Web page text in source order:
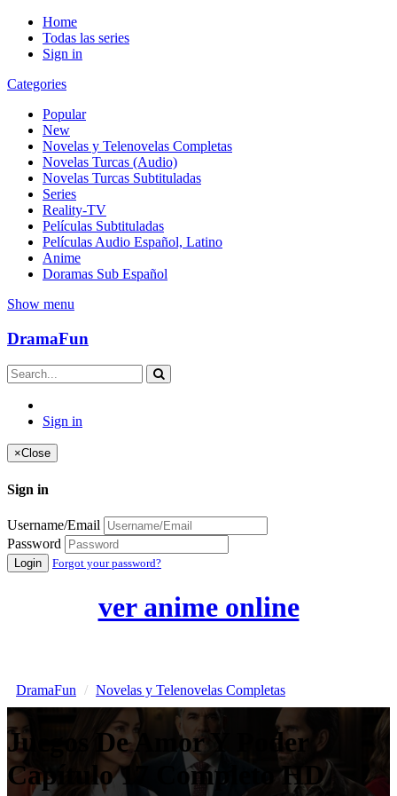
Home
Todas las series
Sign in
Categories
Popular
New
Novelas y Telenovelas Completas
Novelas Turcas (Audio)
Novelas Turcas Subtituladas
Series
Reality-TV
Películas Subtituladas
Películas Audio Español, Latino
Anime
Doramas Sub Español
Show menu
DramaFun
Sign in
×Close
Sign in
Username/Email
Password
Login Forgot your password?
ver anime online
DramaFun Novelas y Telenovelas Completas
Juegos De Amor Y Poder
Capítulo 17 Completo HD